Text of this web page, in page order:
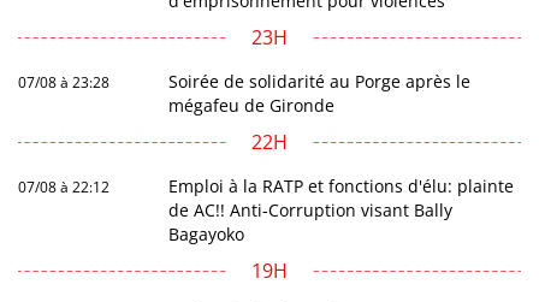
23H
07/08 à 23:28
Soirée de solidarité au Porge après le
mégafeu de Gironde
22H
07/08 à 22:12
Emploi à la RATP et fonctions d'élu: plainte
de AC!! Anti-Corruption visant Bally
Bagayoko
19H